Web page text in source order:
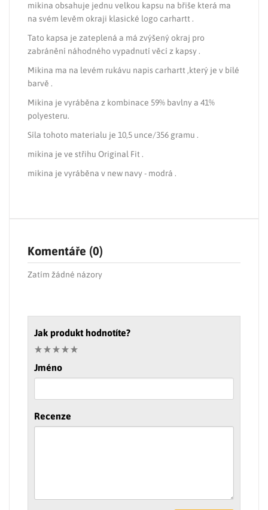
mikina obsahuje jednu velkou kapsu na břiše která ma
na svém levěm okraji klasické logo carhartt .
Tato kapsa je zateplená a má zvýšený okraj pro
zabránění náhodného vypadnutí věcí z kapsy .
Mikina ma na levém rukávu napis carhartt ,který je v bílé
barvě .
Mikina je vyráběna z kombinace 59% bavlny a 41%
polyesteru.
Síla tohoto materialu je 10,5 unce/356 gramu .
mikina je ve střihu Original Fit .
mikina je vyráběna v new navy - modrá .
Komentáře (0)
Zatím žádné názory
Jak produkt hodnotíte?
Jméno
Recenze